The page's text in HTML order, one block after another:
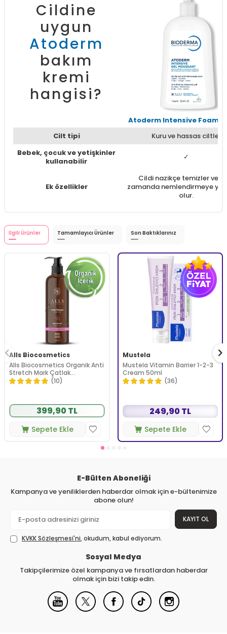
Cildine
uygun
Atoderm
bakım
kremi
hangisi?
Atoderm Intensive
Cilt tipi
Kuru ve hassas ciltler
Bebek, çocuk ve yetişkinler
kullanabilir
✓
Ek özellikler
Cildi nazikçe temizler ve
zamanda nemlendirmeye
olur.
İlgili Ürünler Tamamlayıcı Ürünler Son Baktıklarınız
Alls Biocosmetics
Alls Biocosmetics Organik Anti
Stretch Mark Çatlak
Önlemeye Yardımcı Jel 350 ml
(10)
399,90 TL
Sepete Ekle
Mustela
Mustela Vitamin Barrier 1-2-3
Cream 50ml
(36)
249,90 TL
Sepete Ekle
E-Bülten Aboneliği
Kampanya ve yeniliklerden haberdar olmak için e-bültenimize
abone olun!
KAYIT OL
KVKK Sözleşmesi'ni, okudum, kabul ediyorum.
Sosyal Medya
Takipçilerimize özel kampanya ve fırsatlardan haberdar
olmak için bizi takip edin.